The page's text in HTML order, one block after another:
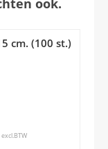
cm. (100 st.)
excl.BTW